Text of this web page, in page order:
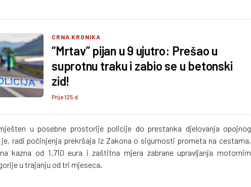
CRNA KRONIKA
“Mrtav” pijan u 9 ujutro: Prešao u
suprotnu traku i zabio se u betonski
zid!
Prije 125 d
u posebne prostorije policije do prestanka djelovanja opojnog
radi počinjenja prekršaja iz Zakona o sigurnosti prometa na cestama,
kazna od 1.710 eura i zaštitna mjera zabrane upravljanja motornim
u trajanju od tri mjeseca.